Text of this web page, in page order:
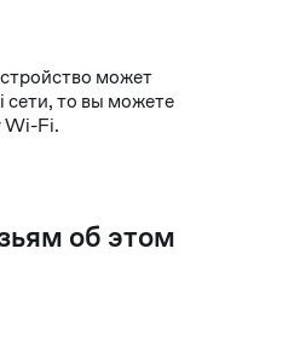
может
то вы можете
Wi-Fi.
об этом